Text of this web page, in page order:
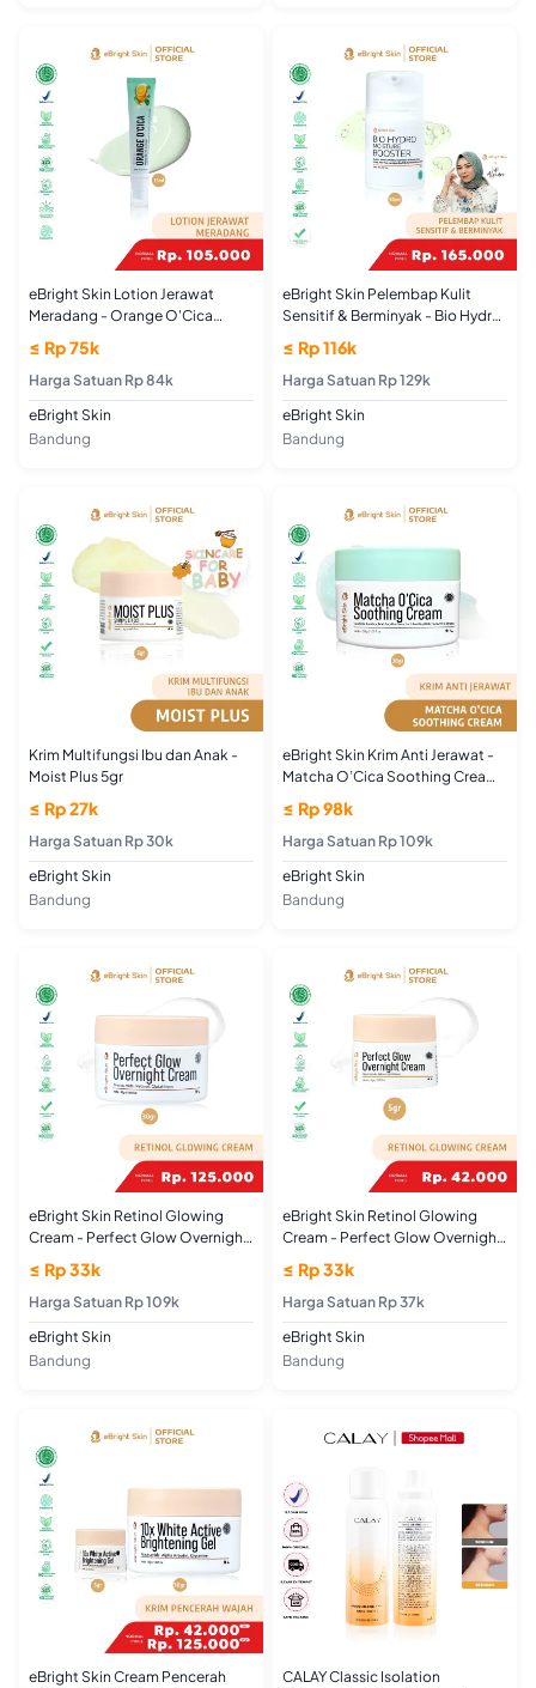
eBright Skin Lotion Jerawat
Meradang - Orange O'Cica
Acnederm Lotion
≤ Rp 75k
Harga Satuan Rp 84k
eBright Skin
Bandung
eBright Skin Pelembap Kulit
Sensitif & Berminyak - Bio Hydro
Moisture Booster
≤ Rp 116k
Harga Satuan Rp 129k
eBright Skin
Bandung
Krim Multifungsi Ibu dan Anak -
Moist Plus 5gr
≤ Rp 27k
Harga Satuan Rp 30k
eBright Skin
Bandung
eBright Skin Krim Anti Jerawat -
Matcha O’Cica Soothing Cream
30gr
≤ Rp 98k
Harga Satuan Rp 109k
eBright Skin
Bandung
eBright Skin Retinol Glowing
Cream - Perfect Glow Overnight
Cream 30gr
≤ Rp 33k
Harga Satuan Rp 109k
eBright Skin
Bandung
eBright Skin Retinol Glowing
Cream - Perfect Glow Overnight
Cream 5gr
≤ Rp 33k
Harga Satuan Rp 37k
eBright Skin
Bandung
eBright Skin Cream Pencerah
CALAY Classic Isolation